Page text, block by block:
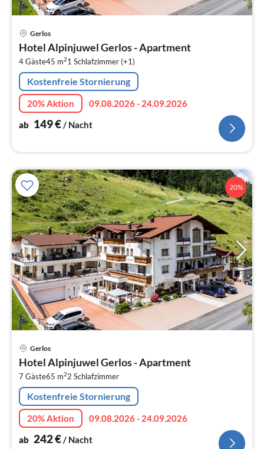
Gerlos
Hotel Alpinjuwel Gerlos - Apartment
4 Gäste45 m21 Schlafzimmer (+1)
Kostenfreie Stornierung
20% Aktion
09.08.2026 - 24.09.2026
ab 149€/ Nacht
20%
Gerlos
Hotel Alpinjuwel Gerlos - Apartment
7 Gäste65 m22 Schlafzimmer
Kostenfreie Stornierung
20% Aktion
09.08.2026 - 24.09.2026
ab 242€/ Nacht